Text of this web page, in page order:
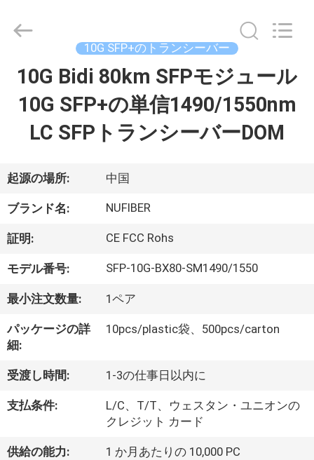
家
ダ
ク
ト
私
に
つ
い
Shenzhen
Fivision
Developed
10G SFP+のトランシーバー
10G Bidi 80km SFPモジュール
10G SFP+の単信1490/1550nm
LC SFPトランシーバーDOM
起源の場所: 中国
ブランド名: NUFIBER
証明: CE FCC Rohs
モデル番号: SFP-10G-BX80-SM1490/1550
最小注文数量: 1ペア
パッケージの詳
細:
10pcs/plastic袋、500pcs/carton
受渡し時間: 1-3の仕事日以内に
支払条件:
L/C、T/T、ウェスタン・ユニオンの
クレジット カード
供給の能力: 1 か月あたりの 10,000 PC